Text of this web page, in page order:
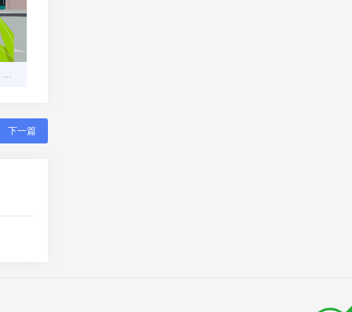
个人免签支付系统开源版：打破支付壁垒的轻量级解决方案
下一篇